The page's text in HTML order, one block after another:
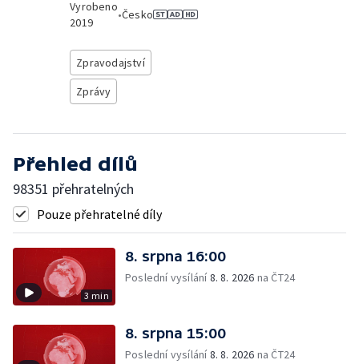
Vyrobeno
2019
•Česko
Zpravodajství
Zprávy
Přehled dílů
98351 přehratelných
Pouze přehratelné díly
3 min
8. srpna 16:00
Poslední vysílání8. 8. 2026 na ČT24
8. srpna 15:00
Poslední vysílání8. 8. 2026 na ČT24